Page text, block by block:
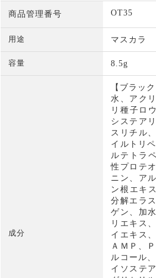
商品管理番号 OT35
マスカラ
8.5g
【ブラック
水、アク
リ種子ロ
システア
スリチル
イルトリ
ルテトラ
性プロテ
ニン、ア
ン根エキ
分解エラ
ゲン、加
リエキス
イエキス
ＡＭＰ、
ルコール
イソステ